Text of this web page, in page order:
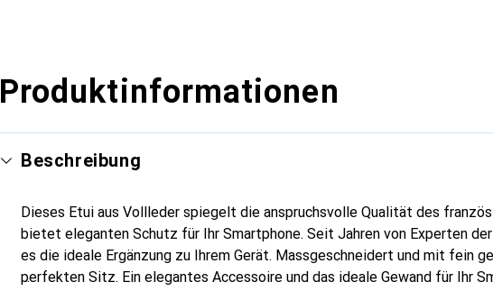
Produktinformationen
Beschreibung
Dieses Etui aus Vollleder spiegelt die anspruchsvolle Qualität des
bietet eleganten Schutz für Ihr Smartphone. Seit Jahren von Experten
es die ideale Ergänzung zu Ihrem Gerät. Massgeschneidert und mit fein
perfekten Sitz. Ein elegantes Accessoire und das ideale Gewand für Ihr